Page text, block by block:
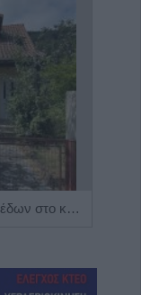
Πωλείται μονοκατοικία τριών επιπέδων στο καταπράσινο Πευκόφυτο Καρδίτσας